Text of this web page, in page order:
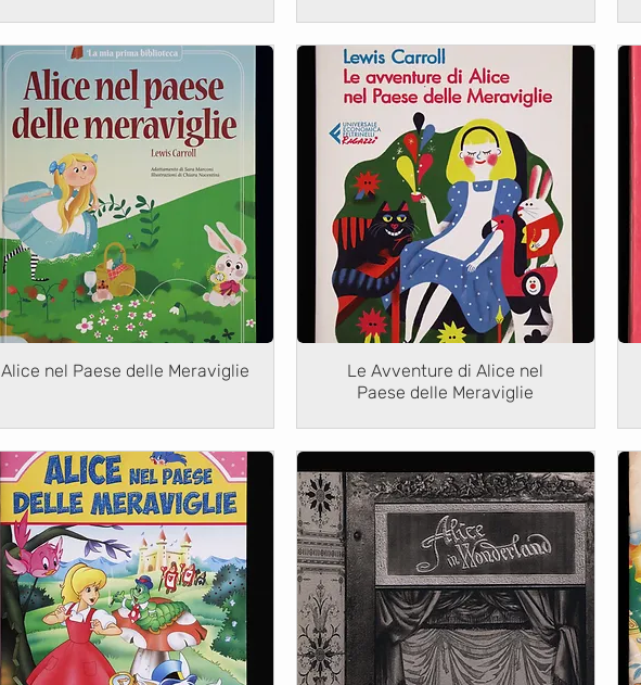
Alice nel Paese delle Meraviglie
Le Avventure di Alice nel
Paese delle Meraviglie